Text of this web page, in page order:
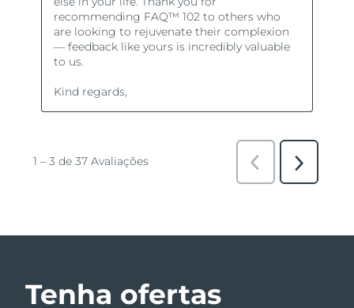
Tenha ofertas